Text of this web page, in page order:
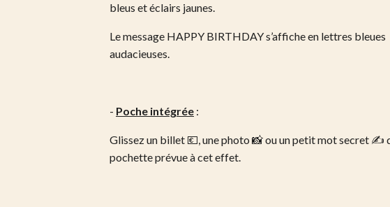
bleus et éclairs jaunes.
Le message HAPPY BIRTHDAY s’affiche en lettres bleues
audacieuses.
- Poche intégrée :
Glissez un billet 💶, une photo 📸 ou un petit mot secret ✍️
pochette prévue à cet effet.